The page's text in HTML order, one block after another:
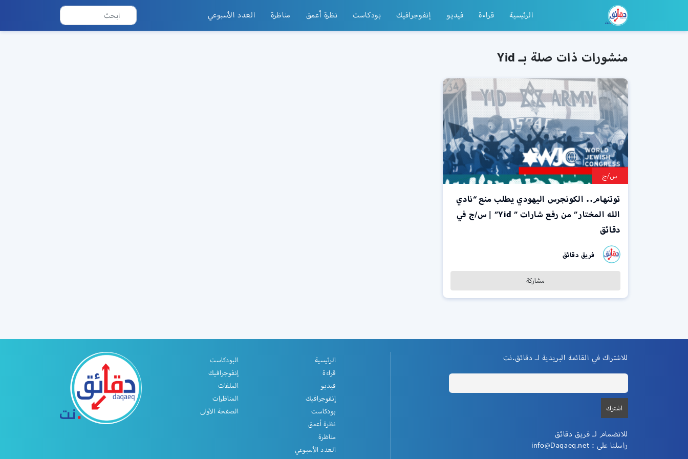
الرئيسية قراءة فيديو إنفوجرافيك بودكاست نظرة أعمق مناظرة العدد الأسبوعي
منشورات ذات صلة بـ Yid
س/ج
توتنهام.. الكونجرس اليهودي يطلب منع “نادي
الله المختار” من رفع شارات ” Yid” | س/ج في
دقائق
فريق دقائق
مشاركة
للاشتراك في القائمة البريدية لـ دقائق.نت
للانضمام لـ فريق دقائق
راسلنا على : info@Daqaeq.net
الرئيسية
قراءة
فيديو
إنفوجرافيك
بودكاست
نظرة أعمق
مناظرة
العدد الأسبوعي
البودكاست
إنفوجرافيك
الملفات
المناظرات
الصفحة الأولى